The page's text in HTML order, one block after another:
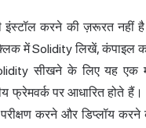
करने की ज़रूरत नहीं
में Solidity लिखें, कंपाइल
सीखने के लिए यह एक
फ्रेमवर्क पर आधारित होते
करने और डिप्लॉय करने